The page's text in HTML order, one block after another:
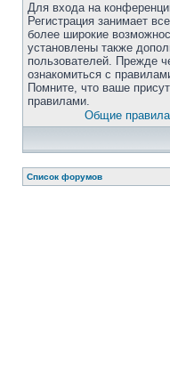
Для входа на
Регистрация занимает
более широкие
установлены также
пользователей. Прежде
ознакомиться с
Помните, что ваше
правилами.
Общие правила
Список форумов